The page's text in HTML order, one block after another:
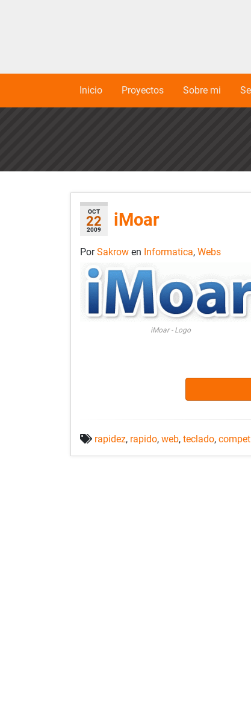
Inicio Proyectos Sobre mi
OCT
22
2009 iMoar
PorSakrow en Informatica, Webs
iMoar - Logo
rapidez, rapido, web, teclado,